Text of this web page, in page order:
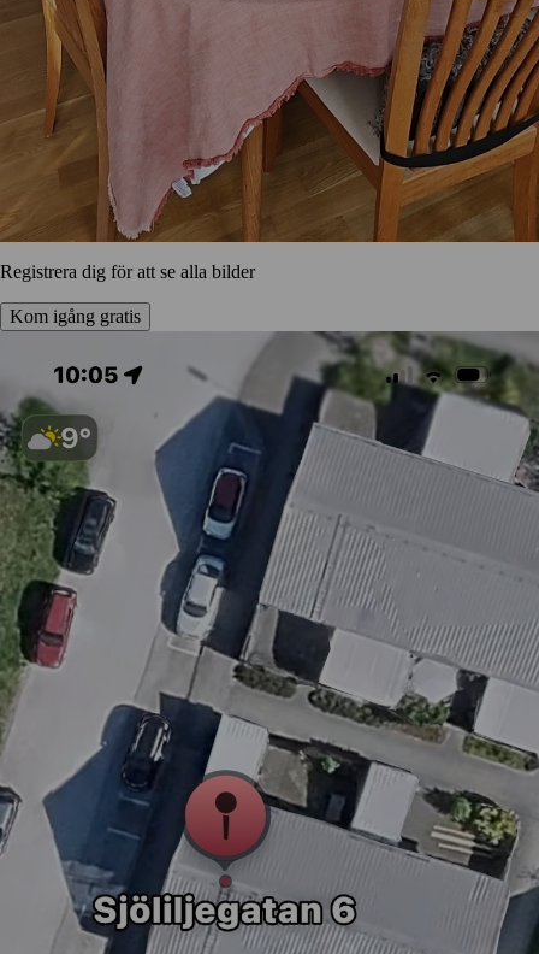
Registrera dig för att se alla bilder
Kom igång gratis